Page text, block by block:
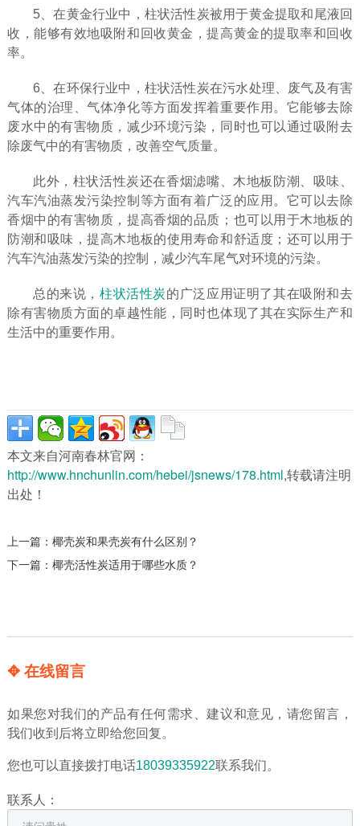
5、在黄金行业中，柱状活性炭被用于黄金提取和尾液回
收，能够有效地吸附和回收黄金，提高黄金的提取率和回收
率。
6、在环保行业中，柱状活性炭在污水处理、废气及有害
气体的治理、气体净化等方面发挥着重要作用。它能够去除
废水中的有害物质，减少环境污染，同时也可以通过吸附去
除废气中的有害物质，改善空气质量。
此外，柱状活性炭还在香烟滤嘴、木地板防潮、吸味、
汽车汽油蒸发污染控制等方面有着广泛的应用。它可以去除
香烟中的有害物质，提高香烟的品质；也可以用于木地板的
防潮和吸味，提高木地板的使用寿命和舒适度；还可以用于
汽车汽油蒸发污染的控制，减少汽车尾气对环境的污染。
总的来说，柱状活性炭的广泛应用证明了其在吸附和去
除有害物质方面的卓越性能，同时也体现了其在实际生产和
生活中的重要作用。
本文来自河南春林官网：
http://www.hnchunlin.com/hebei/jsnews/178.html,转载请注明
出处！
上一篇： 椰壳炭和果壳炭有什么区别？
下一篇： 椰壳活性炭适用于哪些水质？
✥ 在线留言
如果您对我们的产品有任何需求、建议和意见，请您留言，
我们收到后将立即给您回复。
您也可以直接拨打电话18039335922联系我们。
联系人：